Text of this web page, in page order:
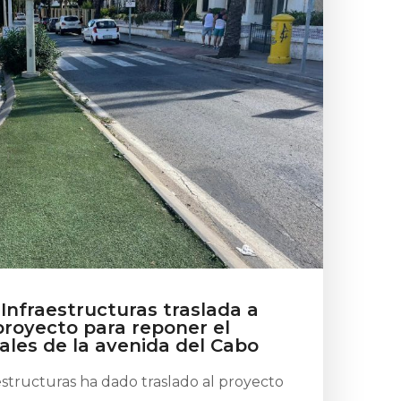
traslada a
para reponer el
de la avenida del Cabo
ha dado traslado al proyecto